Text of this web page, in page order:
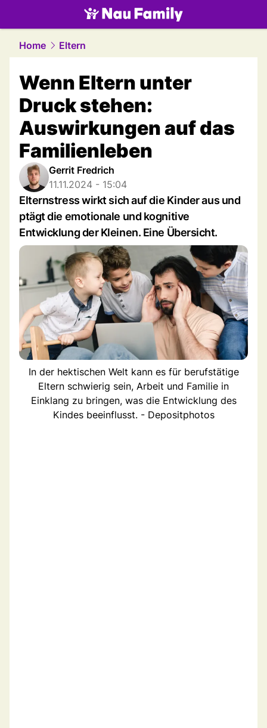
family.NAU.ch
Home Eltern
Wenn Eltern unter
Druck stehen:
Auswirkungen auf das
Familienleben
Gerrit Fredrich
11.11.2024 - 15:04
Elternstress wirkt sich auf die Kinder aus und
ptägt die emotionale und kognitive
Entwicklung der Kleinen. Eine Übersicht.
In der hektischen Welt kann es für berufstätige
Eltern schwierig sein, Arbeit und Familie in
Einklang zu bringen, was die Entwicklung des
Kindes beeinflusst. - Depositphotos